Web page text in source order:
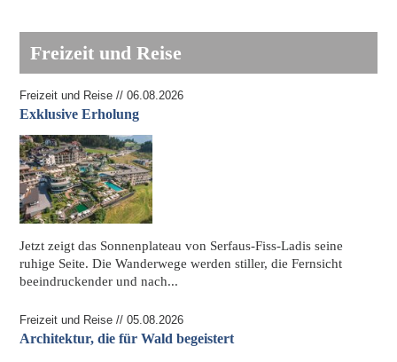
Freizeit und Reise
Freizeit und Reise // 06.08.2026
Exklusive Erholung
Jetzt zeigt das Sonnenplateau von Serfaus-Fiss-Ladis seine
ruhige Seite. Die Wanderwege werden stiller, die Fernsicht
beeindruckender und nach...
Freizeit und Reise // 05.08.2026
Architektur, die für Wald begeistert